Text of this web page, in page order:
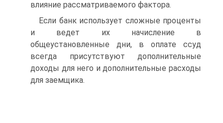
влияние рассматриваемого фактора.
Если банк использует сложные проценты
и ведет их начисление в
общеустановленные дни, в оплате ссуд
всегда присутствуют дополнительные
доходы для него и дополнительные расходы
для заемщика.